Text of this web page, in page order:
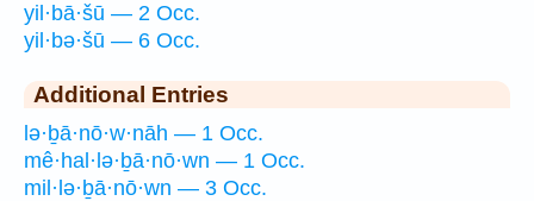
yil·bā·šū — 2 Occ.
yil·bə·šū — 6 Occ.
Additional Entries
lə·ḇā·nō·w·nāh — 1 Occ.
mê·hal·lə·ḇā·nō·wn — 1 Occ.
mil·lə·ḇā·nō·wn — 3 Occ.